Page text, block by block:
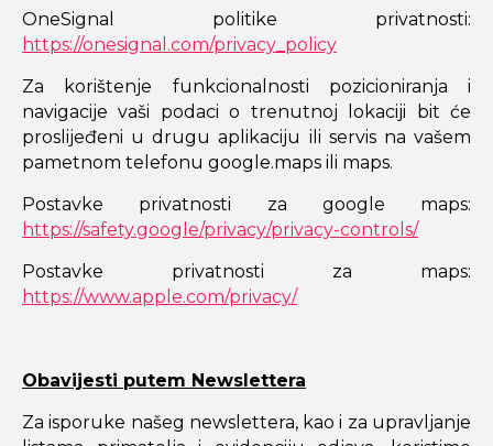
OneSignal politike privatnosti:
https://onesignal.com/privacy_policy
Za korištenje funkcionalnosti pozicioniranja i
navigacije vaši podaci o trenutnoj lokaciji bit će
proslijeđeni u drugu aplikaciju ili servis na vašem
pametnom telefonu google.maps ili maps.
Postavke privatnosti za google maps:
https://safety.google/privacy/privacy-controls/
Postavke privatnosti za maps:
https://www.apple.com/privacy/
Obavijesti putem Newslettera
Za isporuke našeg newslettera, kao i za upravljanje